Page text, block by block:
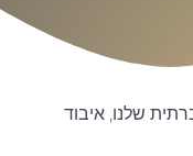
שלנו, איבוד